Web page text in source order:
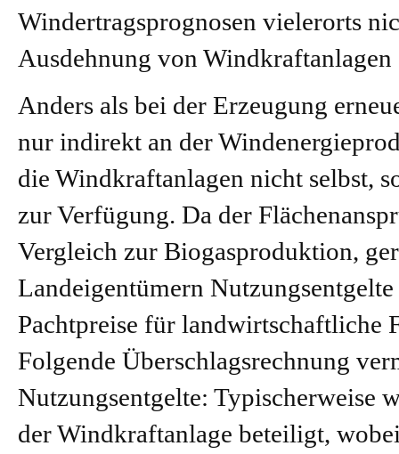
Windertragsprognosen vielerorts
Ausdehnung von Windkraftanlagen
Anders als bei der Erzeugung
nur indirekt an der
die Windkraftanlagen nicht selbst,
zur Verfügung. Da der
Vergleich zur Biogasproduktion,
Landeigentümern
Pachtpreise für landwirtschaftliche
Folgende Überschlagsrechnung
Nutzungsentgelte: Typischerweise
der Windkraftanlage beteiligt,